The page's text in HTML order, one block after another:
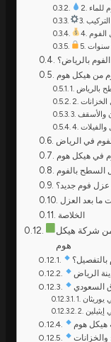
للماء
التركيب
الفوم
بالرياض؟
من هيكل هوم
بالرياض
الخزانات
والأسقف
والفيلات
في الرياض
في هيكل هوم
السطح بالفوم
عزل فوم جديد؟
بعد العزل
الخلاصة
شركة هيكل
هوم
الرياض
السعودي
هيكل هوم